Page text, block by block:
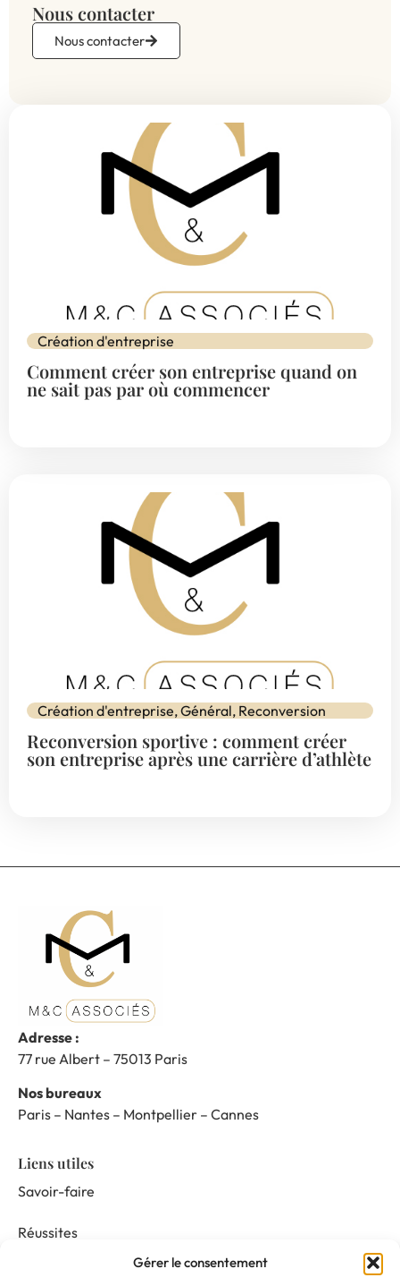
Gérer le consentement
Nous contacter
Nous contacter
Création d'entreprise
Comment créer son entreprise quand on
ne sait pas par où commencer
Création d'entreprise,Général, Reconversion
Reconversion sportive : comment créer
son entreprise après une carrière d’athlète
Adresse :
77 rue Albert – 75013 Paris
Nos bureaux
Paris – Nantes – Montpellier – Cannes
Liens utiles
Savoir-faire
Réussites